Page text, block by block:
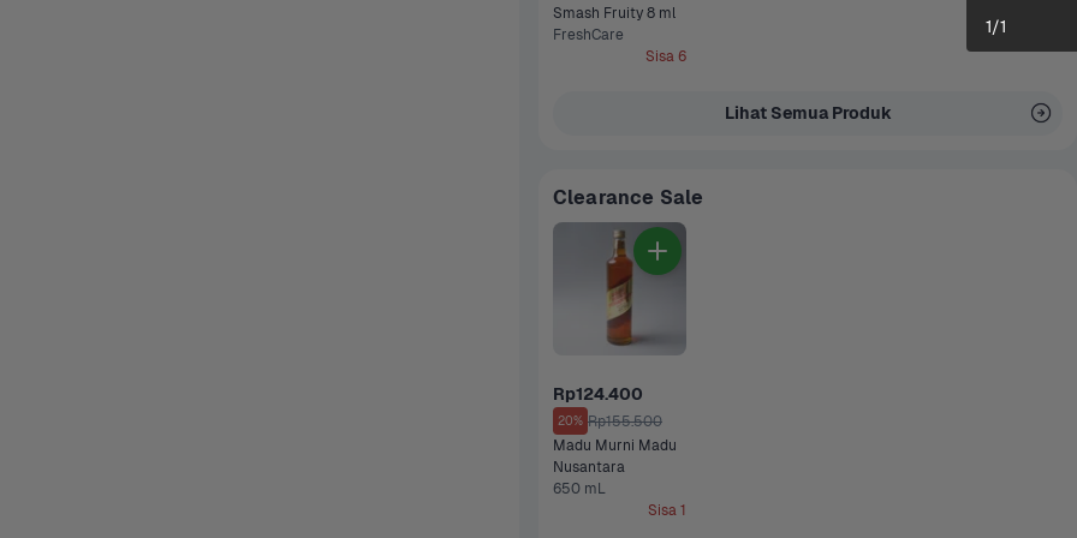
Smash Fruity 8 ml
FreshCare
Sisa 6
Lihat Semua Produk
Clearance Sale
Rp124.400
20% Rp155.500
Madu Murni Madu
Nusantara
650 mL
Sisa 1
1/1